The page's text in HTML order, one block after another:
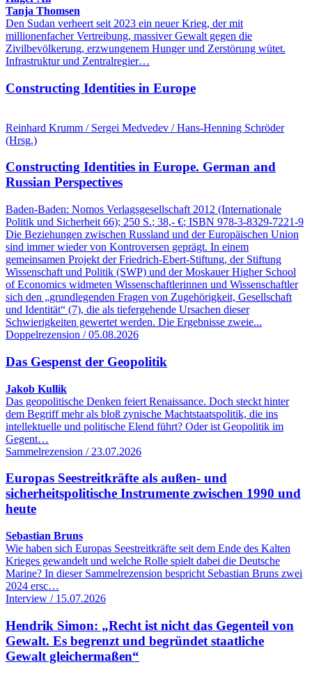
Tanja Thomsen
Den Sudan verheert seit 2023 ein neuer Krieg, der mit
millionenfacher Vertreibung, massiver Gewalt gegen die
Zivilbevölkerung, erzwungenem Hunger und Zerstörung wütet.
Infrastruktur und Zentralregier…
Constructing Identities in Europe
Reinhard Krumm / Sergei Medvedev / Hans-Henning Schröder
(Hrsg.)
Constructing Identities in Europe. German and
Russian Perspectives
Baden-Baden: Nomos Verlagsgesellschaft 2012 (Internationale
Politik und Sicherheit 66); 250 S.; 38,- €; ISBN 978-3-8329-7221-9
Die Beziehungen zwischen Russland und der Europäischen Union
sind immer wieder von Kontroversen geprägt. In einem
gemeinsamen Projekt der Friedrich‑Ebert‑Stiftung, der Stiftung
Wissenschaft und Politik (SWP) und der Moskauer Higher School
of Economics widmeten Wissenschaftlerinnen und Wissenschaftler
sich den „grundlegenden Fragen von Zugehörigkeit, Gesellschaft
und Identität“ (7), die als tiefergehende Ursachen dieser
Schwierigkeiten gewertet werden. Die Ergebnisse zweie...
Doppelrezension / 05.08.2026
Das Gespenst der Geopolitik
Jakob Kullik
Das geopolitische Denken feiert Renaissance. Doch steckt hinter
dem Begriff mehr als bloß zynische Machtstaatspolitik, die ins
intellektuelle und politische Elend führt? Oder ist Geopolitik im
Gegent…
Sammelrezension / 23.07.2026
Europas Seestreitkräfte als außen- und
sicherheitspolitische Instrumente zwischen 1990 und
heute
Sebastian Bruns
Wie haben sich Europas Seestreitkräfte seit dem Ende des Kalten
Krieges gewandelt und welche Rolle spielt dabei die Deutsche
Marine? In dieser Sammelrezension bespricht Sebastian Bruns zwei
2024 ersc…
Interview / 15.07.2026
Hendrik Simon: „Recht ist nicht das Gegenteil von
Gewalt. Es begrenzt und begründet staatliche
Gewalt gleichermaßen“